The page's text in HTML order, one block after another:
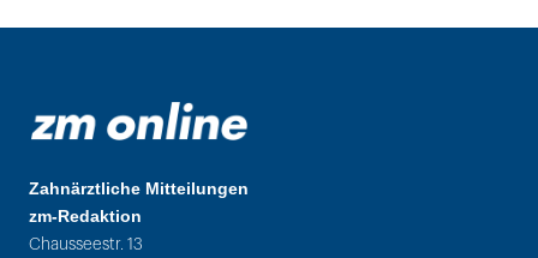
Zahnärztliche Mitteilungen
zm-Redaktion
Chausseestr. 13